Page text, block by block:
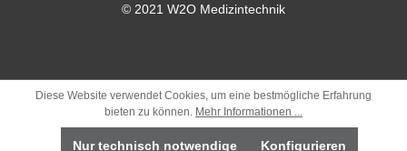
© 2021 W2O Medizintechnik
Diese Website verwendet Cookies, um eine bestmögliche Erfahrung
bieten zu können. Mehr Informationen ...
Nur technisch notwendige Konfigurieren